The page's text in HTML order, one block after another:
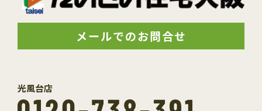
メールでのお問合せ
光風台店